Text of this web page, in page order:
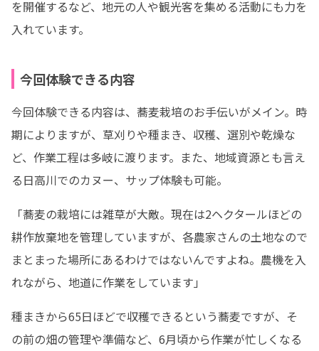
を開催するなど、地元の人や観光客を集める活動にも力を
入れています。
今回体験できる内容
今回体験できる内容は、蕎麦栽培のお手伝いがメイン。時
期によりますが、草刈りや種まき、収穫、選別や乾燥な
ど、作業工程は多岐に渡ります。また、地域資源とも言え
る日高川でのカヌー、サップ体験も可能。
「蕎麦の栽培には雑草が大敵。現在は2ヘクタールほどの
耕作放棄地を管理していますが、各農家さんの土地なので
まとまった場所にあるわけではないんですよね。農機を入
れながら、地道に作業をしています」
種まきから65日ほどで収穫できるという蕎麦ですが、そ
の前の畑の管理や準備など、6月頃から作業が忙しくなる